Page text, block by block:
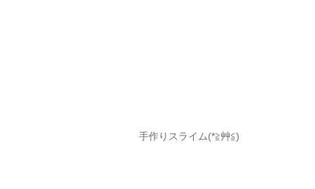
手作りスライム(*≧艸≦)